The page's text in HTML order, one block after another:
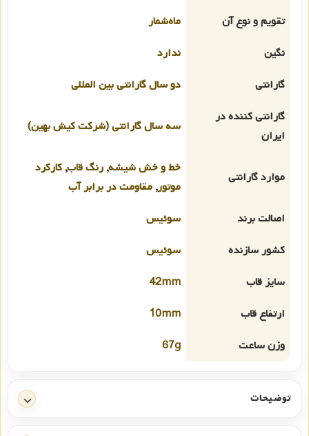
تقویم و نوع آن
ماه‌شمار
نگین
ندارد
گارانتی
دو سال گارانتی بین المللی
گارانتی کننده در
ایران
سه سال گارانتی (شرکت کیش بهین)
موارد گارانتی
خط و خش شیشه, رنگ قاب, کارکرد
موتور, مقاومت در برابر آب
اصالت برند
سوئیس
کشور سازنده
سوئیس
سایز قاب
42mm
ارتفاع قاب
10mm
وزن ساعت
67g
توضیحات